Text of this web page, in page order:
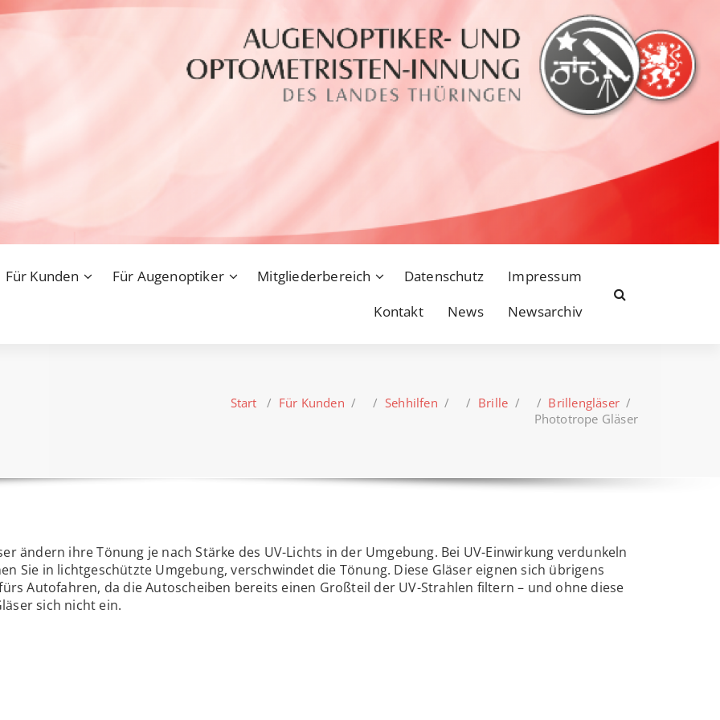
Für Kunden Für Augenoptiker Mitgliederbereich Datenschutz
Impressum
Kontakt
News Newsarchiv
Start / Für Kunden / / Sehhilfen / / Brille / / Brillengläser /
Phototrope Gläser
ändern ihre Tönung je nach Stärke des UV-Lichts in der Umgebung. Bei UV-Einwirkung verdunkeln
Sie in lichtgeschützte Umgebung, verschwindet die Tönung. Diese Gläser eignen sich übrigens
Autofahren, da die Autoscheiben bereits einen Großteil der UV-Strahlen filtern – und ohne diese
sich nicht ein.